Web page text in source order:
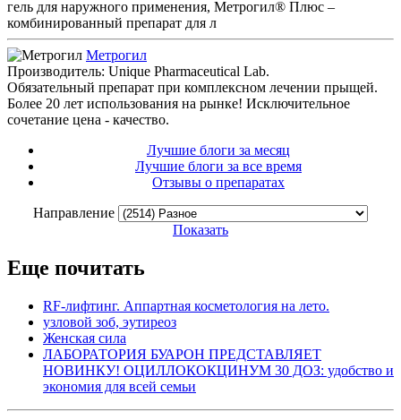
гель для наружного применения, Метрогил® Плюс –
комбинированный препарат для л
Метрогил
Производитель: Unique Pharmaceutical Lab.
Обязательный препарат при комплексном лечении прыщей.
Более 20 лет использования на рынке! Исключительное
сочетание цена - качество.
Лучшие блоги за месяц
Лучшие блоги за все время
Отзывы о препаратах
Направление
Показать
Еще почитать
RF-лифтинг. Аппартная косметология на лето.
узловой зоб, эутиреоз
Женская сила
ЛАБОРАТОРИЯ БУАРОН ПРЕДСТАВЛЯЕТ
НОВИНКУ! ОЦИЛЛОКОКЦИНУМ 30 ДОЗ: удобство и
экономия для всей семьи